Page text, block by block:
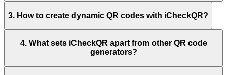
3. How to create dynamic QR codes with iCheckQR?
4. What sets iCheckQR apart from other QR code
generators?